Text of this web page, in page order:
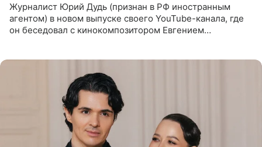
Журналист Юрий Дудь (признан в РФ иностранным
агентом) в новом выпуске своего YouTube-канала, где
он беседовал с кинокомпозитором Евгением